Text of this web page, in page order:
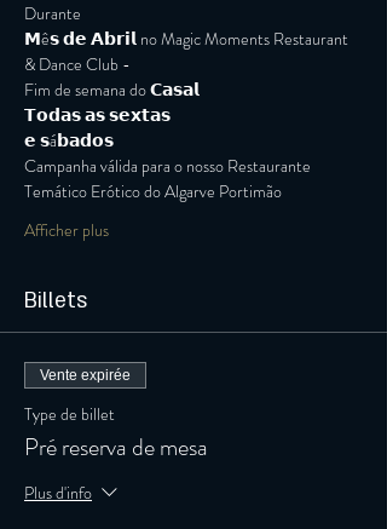
Durante
𝗠ê𝘀 𝗱𝗲 𝗔𝗯𝗿𝗶𝗹 no Magic Moments Restaurant
& Dance Club -
Fim de semana do 𝗖𝗮𝘀𝗮𝗹
𝗧𝗼𝗱𝗮𝘀 𝗮𝘀 𝘀𝗲𝘅𝘁𝗮𝘀
𝗲 𝘀á𝗯𝗮𝗱𝗼𝘀
Campanha válida para o nosso Restaurante
Temático Erótico do Algarve Portimão
Afficher plus
Billets
Vente expirée
Type de billet
Pré reserva de mesa
Plus d'info